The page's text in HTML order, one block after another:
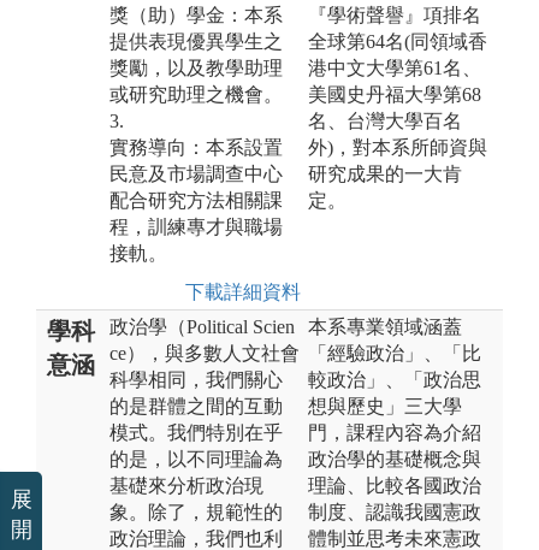
獎（助）學金：本系
提供表現優異學生之
獎勵，以及教學助理
或研究助理之機會。
3.
實務導向：本系設置
民意及市場調查中心
配合研究方法相關課
程，訓練專才與職場
接軌。
下載詳細資料
『學術聲譽』項排名
全球第64名(同領域香
港中文大學第61名、
美國史丹福大學第68
名、台灣大學百名
外)，對本系所師資與
研究成果的一大肯
定。
學科
意涵
政治學（Political Scien
ce），與多數人文社會
科學相同，我們關心
的是群體之間的互動
模式。我們特別在乎
的是，以不同理論為
基礎來分析政治現
象。除了，規範性的
政治理論，我們也利
本系專業領域涵蓋
「經驗政治」、「比
較政治」、「政治思
想與歷史」三大學
門，課程內容為介紹
政治學的基礎概念與
理論、比較各國政治
制度、認識我國憲政
體制並思考未來憲政
展
開